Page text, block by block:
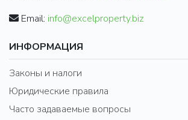
Email: info@excelproperty.biz
ИНФОРМАЦИЯ
Законы и налоги
Юридические правила
Часто задаваемые вопросы